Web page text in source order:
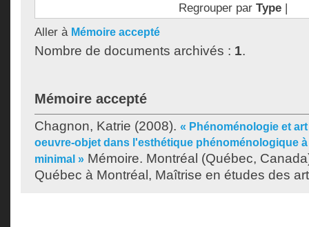
Regrouper par Type|
Aller à Mémoire accepté
Nombre de documents archivés : 1.
Mémoire accepté
Chagnon, Katrie (2008). « Phénoménologie et
oeuvre-objet dans l'esthétique phénoménologique
minimal » Mémoire. Montréal (Québec,
Québec à Montréal, Maîtrise en études des